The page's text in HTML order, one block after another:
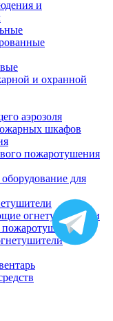
и
и охранной
аэрозоля
шкафов
пожаротушения
для
огнетушители и
пожаротушения